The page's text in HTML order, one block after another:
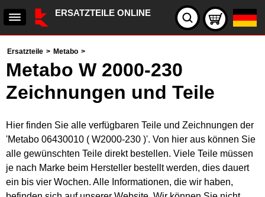
ERSATZTEILE ONLINE
Ersatzteile > Metabo >
Metabo W 2000-230
Zeichnungen und Teile
Hier finden Sie alle verfügbaren Teile und Zeichnungen der
'Metabo 06430010 ( W2000-230 )'. Von hier aus können Sie
alle gewünschten Teile direkt bestellen. Viele Teile müssen
je nach Marke beim Hersteller bestellt werden, dies dauert
ein bis vier Wochen. Alle Informationen, die wir haben,